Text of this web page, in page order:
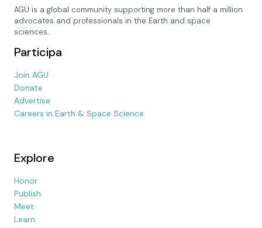
AGU is a global community supporting more than half a million
advocates and professionals in the Earth and space
sciences.
Participa
Join AGU
Donate
Advertise
Careers in Earth & Space Science
Explore
Honor
Publish
Meet
Learn